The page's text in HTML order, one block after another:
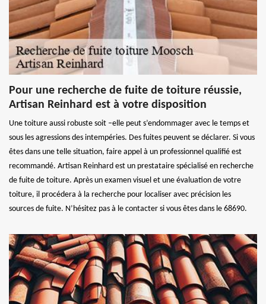
Pour une recherche de fuite de toiture réussie,
Artisan Reinhard est à votre disposition
Une toiture aussi robuste soit –elle peut s’endommager avec le temps et
sous les agressions des intempéries. Des fuites peuvent se déclarer. Si vous
êtes dans une telle situation, faire appel à un professionnel qualifié est
recommandé. Artisan Reinhard est un prestataire spécialisé en recherche
de fuite de toiture. Après un examen visuel et une évaluation de votre
toiture, il procédera à la recherche pour localiser avec précision les
sources de fuite. N’hésitez pas à le contacter si vous êtes dans le 68690.